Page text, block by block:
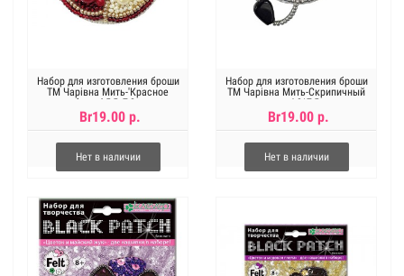
Набор для изготовления броши
ТМ Чарівна Мить-'Красное
яблоко' 5,5х7,0см
Br19.00 р.
Нет в наличии
Набор для изготовления броши
ТМ Чарівна Мить-Скрипичный
ключ. 4,0*7,5см
Br19.00 р.
Нет в наличии